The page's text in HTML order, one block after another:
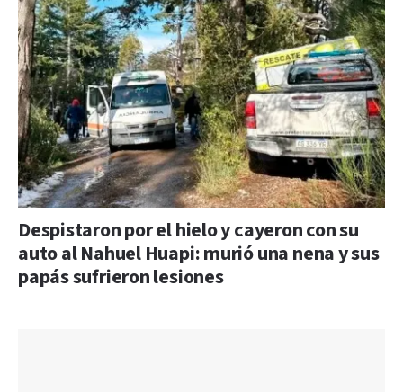
Despistaron por el hielo y cayeron con su
auto al Nahuel Huapi: murió una nena y sus
papás sufrieron lesiones